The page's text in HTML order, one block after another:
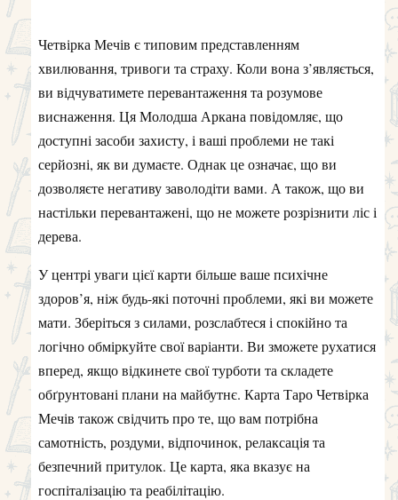
Четвірка Мечів є типовим представленням
хвилювання, тривоги та страху. Коли вона з’являється,
ви відчуватимете перевантаження та розумове
виснаження. Ця Молодша Аркана повідомляє, що
доступні засоби захисту, і ваші проблеми не такі
серйозні, як ви думаєте. Однак це означає, що ви
дозволяєте негативу заволодіти вами. А також, що ви
настільки перевантажені, що не можете розрізнити ліс і
дерева.
У центрі уваги цієї карти більше ваше психічне
здоров’я, ніж будь-які поточні проблеми, які ви можете
мати. Зберіться з силами, розслабтеся і спокійно та
логічно обміркуйте свої варіанти. Ви зможете рухатися
вперед, якщо відкинете свої турботи та складете
обґрунтовані плани на майбутнє. Карта Таро Четвірка
Мечів також свідчить про те, що вам потрібна
самотність, роздуми, відпочинок, релаксація та
безпечний притулок. Це карта, яка вказує на
госпіталізацію та реабілітацію.